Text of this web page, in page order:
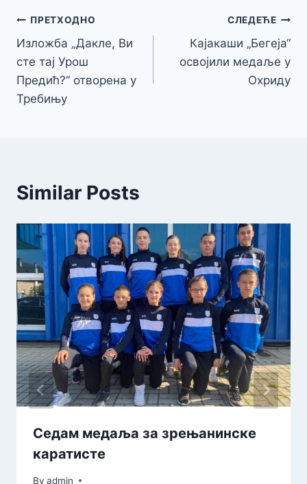
Кретање
чланка
ПРЕТХОДНО
Изложба „Дакле, Ви
сте тај Урош
Предић?“ отворена у
Требињу
СЛЕДЕЋЕ
Кајакаши „Бегеја“
освојили медаље у
Охриду
Similar Posts
Седам медаља за зрењанинске
каратисте
By admin